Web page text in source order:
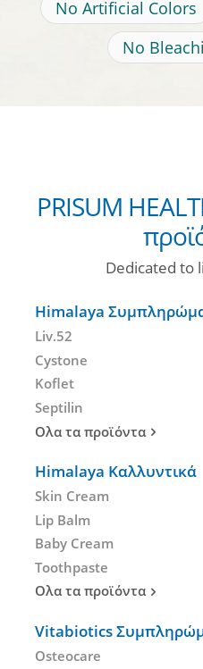
No Artificial Colors
No
PRISUM
Dedicated to
Himalaya
Liv.52
Cystone
Koflet
Septilin
Ολα τα προϊόντα
Himalaya Καλλυντικά
Skin Cream
Lip Balm
Baby Cream
Toothpaste
Ολα τα προϊόντα
Vitabiotics
Osteocare